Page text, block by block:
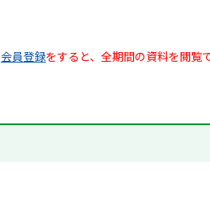
会員登録をすると、全期間の資料を閲覧